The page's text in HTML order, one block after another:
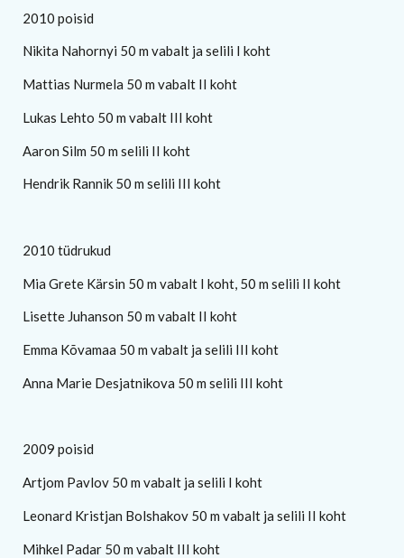
2010 poisid
Nikita Nahornyi 50 m vabalt ja selili I koht
Mattias Nurmela 50 m vabalt II koht
Lukas Lehto 50 m vabalt III koht
Aaron Silm 50 m selili II koht
Hendrik Rannik 50 m selili III koht
2010 tüdrukud
Mia Grete Kärsin 50 m vabalt I koht, 50 m selili II koht
Lisette Juhanson 50 m vabalt II koht
Emma Kõvamaa 50 m vabalt ja selili III koht
Anna Marie Desjatnikova 50 m selili III koht
2009 poisid
Artjom Pavlov 50 m vabalt ja selili I koht
Leonard Kristjan Bolshakov 50 m vabalt ja selili II koht
Mihkel Padar 50 m vabalt III koht